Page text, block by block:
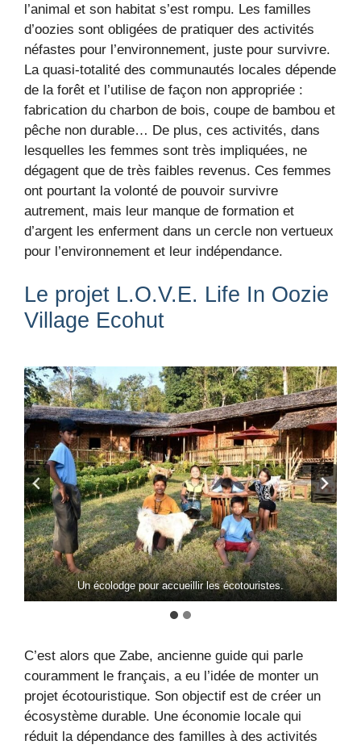
l’animal et son habitat s’est rompu. Les familles
d’oozies sont obligées de pratiquer des activités
néfastes pour l’environnement, juste pour survivre.
La quasi-totalité des communautés locales dépende
de la forêt et l’utilise de façon non appropriée :
fabrication du charbon de bois, coupe de bambou et
pêche non durable… De plus, ces activités, dans
lesquelles les femmes sont très impliquées, ne
dégagent que de très faibles revenus. Ces femmes
ont pourtant la volonté de pouvoir survivre
autrement, mais leur manque de formation et
d’argent les enferment dans un cercle non vertueux
pour l’environnement et leur indépendance.
Le projet L.O.V.E. Life In Oozie
Village Ecohut
Un écolodge pour accueillir les écotouristes.
C’est alors que Zabe, ancienne guide qui parle
couramment le français, a eu l’idée de monter un
projet écotouristique. Son objectif est de créer un
écosystème durable. Une économie locale qui
réduit la dépendance des familles à des activités